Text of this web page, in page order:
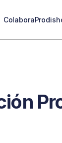
Colabora